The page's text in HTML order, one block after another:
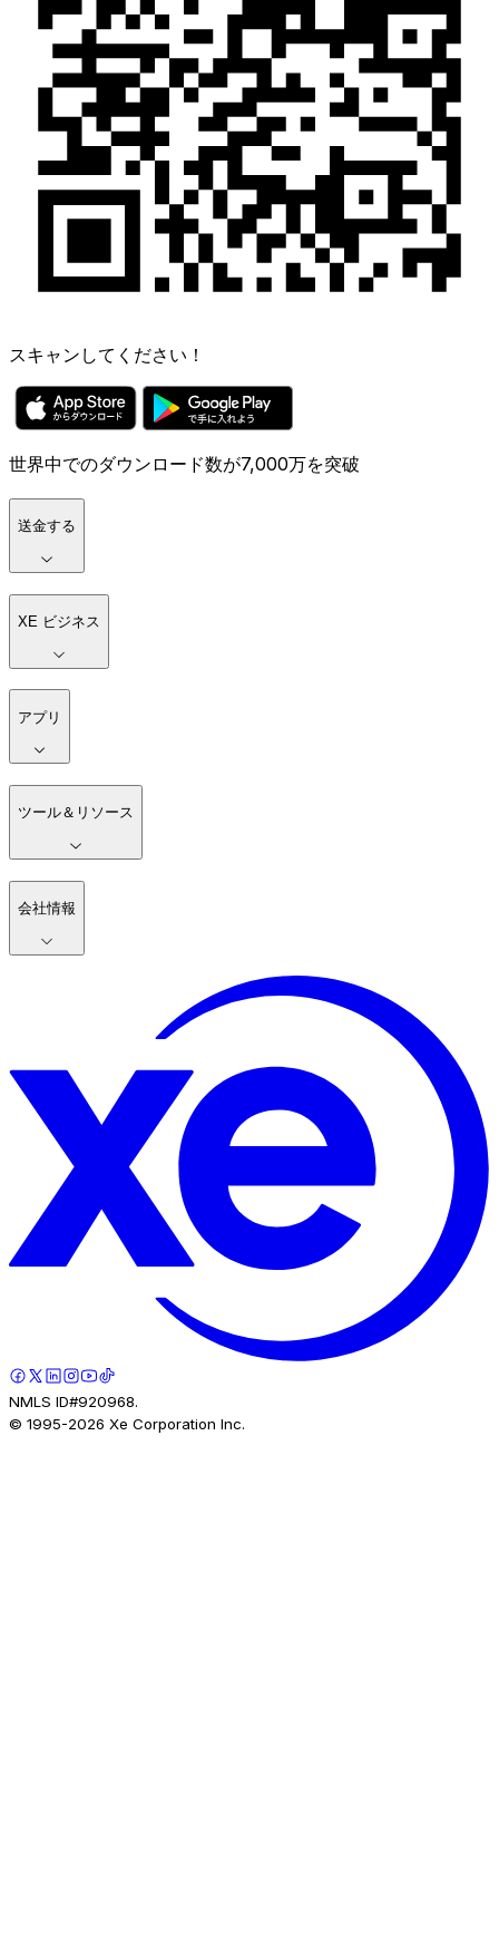
スキャンしてください！
世界中でのダウンロード数が7,000万を突破
送金する
XE ビジネス
アプリ
ツール＆リソース
会社情報
NMLS ID#920968.
© 1995-2026 Xe Corporation Inc.